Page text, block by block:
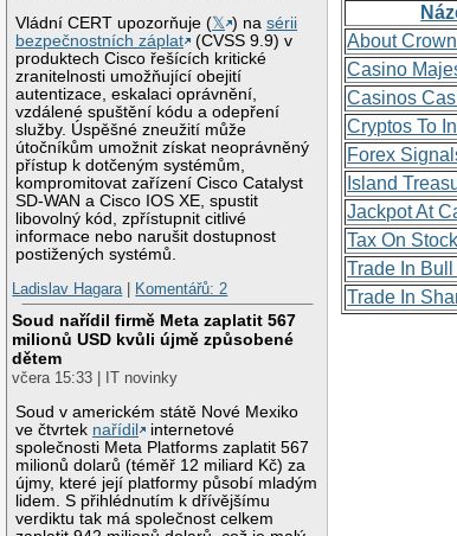
Vládní CERT upozorňuje (𝕏 ) nasérii
bezpečnostních záplat
(CVSS 9.9) v
produktech Cisco řešících kritické
zranitelnosti umožňující obejití
autentizace, eskalaci oprávnění,
vzdálené spuštění kódu a odepření
služby. Úspěšné zneužití může
útočníkům umožnit získat neoprávněný
přístup k dotčeným systémům,
kompromitovat zařízení Cisco Catalyst
SD-WAN a Cisco IOS XE, spustit
libovolný kód, zpřístupnit citlivé
informace nebo narušit dostupnost
postižených systémů.
Ladislav Hagara| Komentářů: 2
Soud nařídil firmě Meta zaplatit 567
milionů USD kvůli újmě způsobené
dětem
včera 15:33 | IT novinky
Soud v americkém státě Nové Mexiko
ve čtvrtek nařídil
internetové
společnosti Meta Platforms zaplatit 567
milionů dolarů (téměř 12 miliard Kč) za
újmy, které její platformy působí mladým
lidem. S přihlédnutím k dřívějšímu
verdiktu tak má společnost celkem
About
Casino
Casinos
Cryptos To
Forex
Island
Jackpot At
Tax On
Trade In
Trade In